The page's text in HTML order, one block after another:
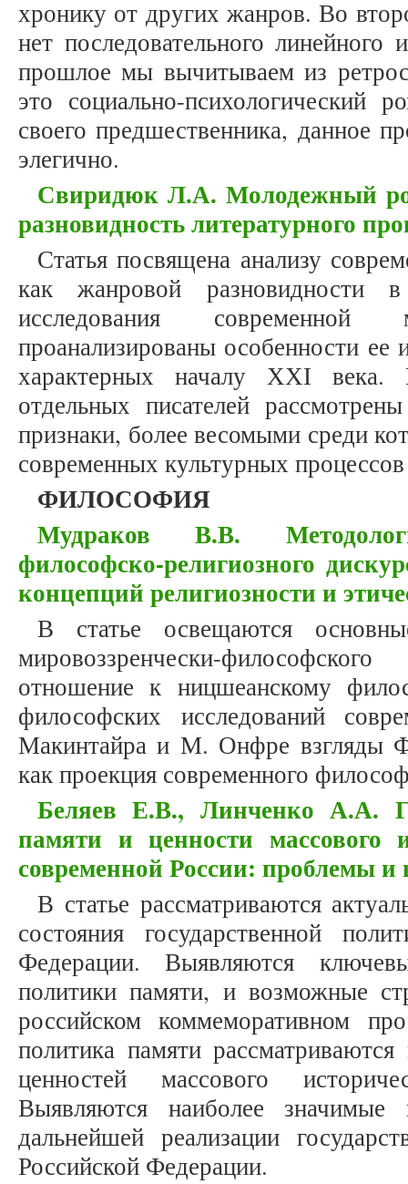
хронику от других жанров. Во
нет последовательного
прошлое мы вычитываем из
это социально-психологический
своего предшественника, данное
элегично.
Свиридюк Л.А. Молодежный
разновидность литературного
Статья посвящена анализу
как жанровой разновидности
исследования современной
проанализированы особенности
характерных началу ХХІ века.
отдельных писателей
признаки, более весомыми среди
современных культурных
ФИЛОСОФИЯ
Мудраков В.В.
философско-религиозного
концепций религиозности и
В статье освещаются
мировоззренчески-
отношение к ницшеанскому
философских исследований
Макинтайра и М. Онфре взгляды
как проекция современного
Беляев Е.В., Линченко А.А.
памяти и ценности массового
современной России: проблемы и
В статье рассматриваются
состояния государственной
Федерации. Выявляются
политики памяти, и возможные
российском коммеморативном
политика памяти
ценностей массового
Выявляются наиболее
дальнейшей реализации
Российской Федерации.